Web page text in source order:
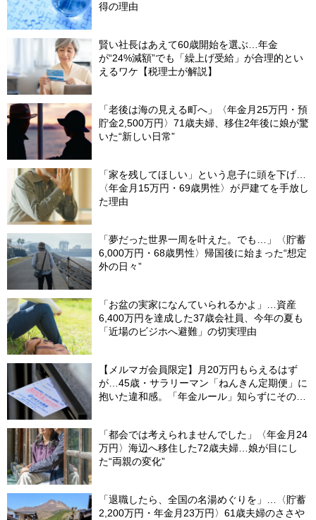
得の理由
賢い社長はあえて60歳開始を選ぶ…年金
が“24%減額”でも「繰上げ受給」が合理的とい
えるワケ【税理士が解説】
「老後は海の見える町へ」〈年金月25万円・預
貯金2,500万円〉71歳夫婦、移住2年後に娘が驚
いた“新しい日常”
「家を残してほしい」という息子に頭を下げ…
〈年金月15万円・69歳男性〉が戸建てを手放し
た理由
「夢だった世界一周を叶えた。でも…」〈貯蓄
6,000万円・68歳男性〉帰国後に始まった“想定
外の日々”
「お盆の実家になんていられるかよ」…資産
6,400万円を達成した37歳会社員、今年の夏も
「近場のビジホへ避難」の切実理由
【メルマガ会員限定】月20万円もらえるはず
が…45歳・サラリーマン「ねんきん定期便」に
抱いた違和感。「年金ルール」知らずにそのま
「都会では考えられませんでした」〈年金月24
万円〉海辺へ移住した72歳夫婦…娘が目にし
た“両親の変化”
「退職したら、全国の名湯めぐりを」…〈貯蓄
2,200万円・年金月23万円〉61歳夫婦のささや